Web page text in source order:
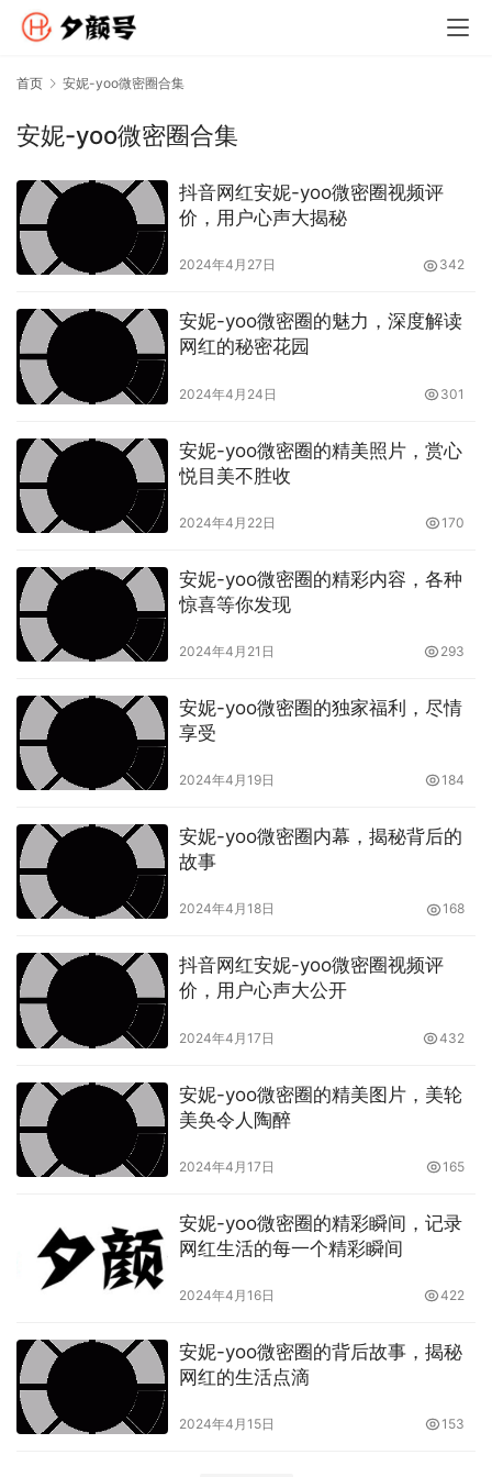
首页 安妮-yoo微密圈合集
安妮-yoo微密圈合集
抖音网红安妮-yoo微密圈视频评
价，用户心声大揭秘
2024年4月27日 342
安妮-yoo微密圈的魅力，深度解读
网红的秘密花园
2024年4月24日 301
安妮-yoo微密圈的精美照片，赏心
悦目美不胜收
2024年4月22日 170
安妮-yoo微密圈的精彩内容，各种
惊喜等你发现
2024年4月21日 293
安妮-yoo微密圈的独家福利，尽情
享受
2024年4月19日 184
安妮-yoo微密圈内幕，揭秘背后的
故事
2024年4月18日 168
抖音网红安妮-yoo微密圈视频评
价，用户心声大公开
2024年4月17日 432
安妮-yoo微密圈的精美图片，美轮
美奂令人陶醉
2024年4月17日 165
安妮-yoo微密圈的精彩瞬间，记录
网红生活的每一个精彩瞬间
2024年4月16日 422
安妮-yoo微密圈的背后故事，揭秘
网红的生活点滴
2024年4月15日 153